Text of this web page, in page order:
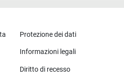
Protezione dei dati
Informazioni legali
Diritto di recesso